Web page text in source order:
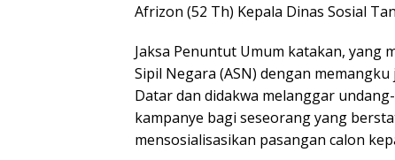
Afrizon (52 Th) Kepala Dinas Sosial
Jaksa Penuntut Umum katakan,
Sipil Negara (ASN) dengan
Datar dan didakwa melanggar
kampanye bagi seseorang yang
mensosialisasikan pasangan calon